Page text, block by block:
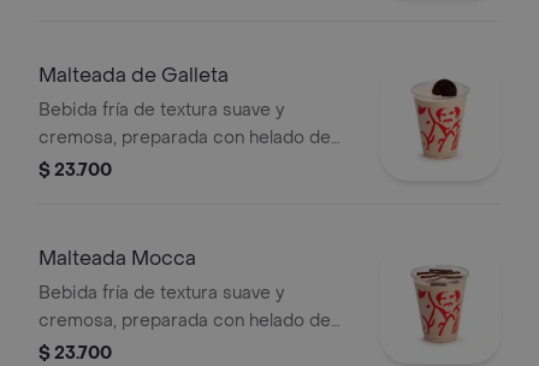
Malteada de Galleta
Bebida fría de textura suave y
cremosa, preparada con helado de
café, leche y galleta oreo.
$ 23.700
Malteada Mocca
Bebida fría de textura suave y
cremosa, preparada con helado de
café, leche y chocolate.
$ 23.700